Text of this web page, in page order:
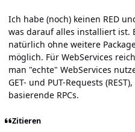
Ich habe (noch) keinen RED
was darauf alles installiert ist.
natürlich ohne weitere
möglich. Für WebServices
man "echte" WebServices
GET- und PUT-Requests
basierende RPCs.
Zitieren